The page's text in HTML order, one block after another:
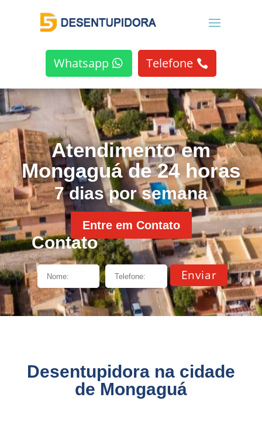
Whatsapp Telefone
Atendimento em
Mongaguá de 24 horas
7 dias por semana
Entre em Contato
Contato
Desentupidora na cidade
de Mongaguá